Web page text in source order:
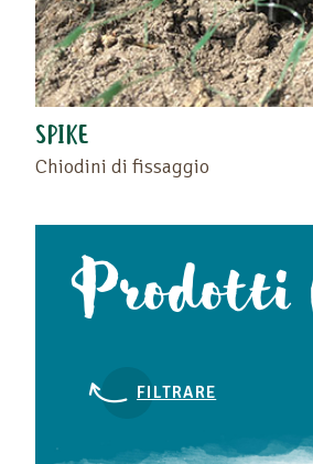
SPIKE
Chiodini di fissaggio
Prodotti
FILTRARE